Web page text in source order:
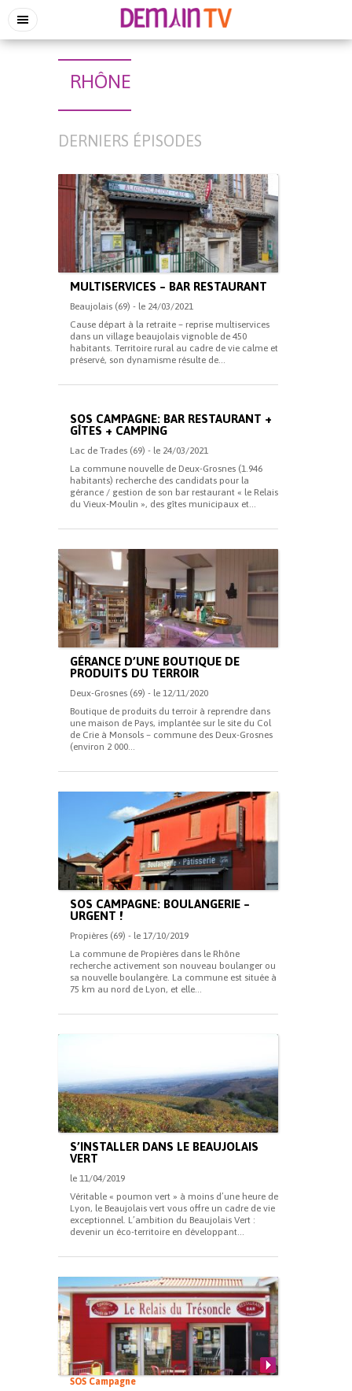
RHÔNE
DERNIERS ÉPISODES
MULTISERVICES – BAR RESTAURANT
Beaujolais (69) - le 24/03/2021
Cause départ à la retraite – reprise multiservices
dans un village beaujolais vignoble de 450
habitants. Territoire rural au cadre de vie calme et
préservé, son dynamisme résulte de...
SOS CAMPAGNE: BAR RESTAURANT +
GÎTES + CAMPING
Lac de Trades (69) - le 24/03/2021
La commune nouvelle de Deux-Grosnes (1.946
habitants) recherche des candidats pour la
gérance / gestion de son bar restaurant « le Relais
du Vieux-Moulin », des gîtes municipaux et...
GÉRANCE D’UNE BOUTIQUE DE
PRODUITS DU TERROIR
Deux-Grosnes (69) - le 12/11/2020
Boutique de produits du terroir à reprendre dans
une maison de Pays, implantée sur le site du Col
de Crie à Monsols – commune des Deux-Grosnes
(environ 2 000...
SOS CAMPAGNE: BOULANGERIE –
URGENT !
Propières (69) - le 17/10/2019
La commune de Propières dans le Rhône
recherche activement son nouveau boulanger ou
sa nouvelle boulangère. La commune est située à
75 km au nord de Lyon, et elle...
S’INSTALLER DANS LE BEAUJOLAIS
VERT
le 11/04/2019
Véritable « poumon vert » à moins d’une heure de
Lyon, le Beaujolais vert vous offre un cadre de vie
exceptionnel. L’ambition du Beaujolais Vert :
devenir un éco-territoire en développant...
SOS Campagne